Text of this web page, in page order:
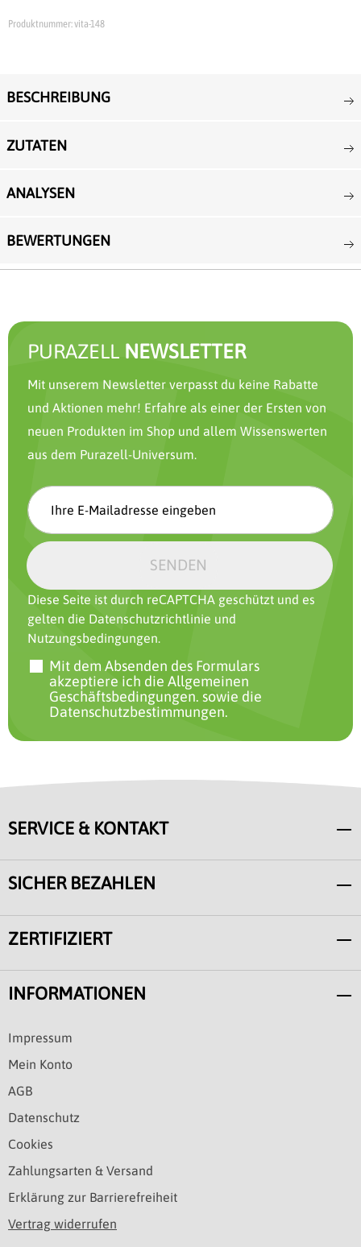
Produktnummer:vita-148
BESCHREIBUNG
ZUTATEN
ANALYSEN
BEWERTUNGEN
PURAZELL NEWSLETTER
Mit unserem Newsletter verpasst du keine Rabatte
und Aktionen mehr! Erfahre als einer der Ersten von
neuen Produkten im Shop und allem Wissenswerten
aus dem Purazell-Universum.
SENDEN
Diese Seite ist durch reCAPTCHA geschützt und es
gelten die Datenschutzrichtlinie und
Nutzungsbedingungen.
Mit dem Absenden des Formulars
akzeptiere ich die Allgemeinen
Geschäftsbedingungen. sowie die
Datenschutzbestimmungen.
SERVICE & KONTAKT
SICHER BEZAHLEN
ZERTIFIZIERT
INFORMATIONEN
Impressum
Mein Konto
AGB
Datenschutz
Cookies
Zahlungsarten & Versand
Erklärung zur Barrierefreiheit
Vertrag widerrufen